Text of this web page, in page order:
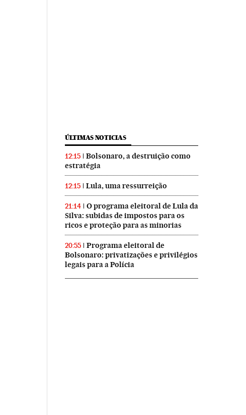
ÚLTIMAS NOTICIAS
12:15
Bolsonaro, a destruição como
estratégia
12:15 Lula, uma ressurreição
21:14
O programa eleitoral de Lula da
Silva: subidas de impostos para os
ricos e proteção para as minorias
20:55
Programa eleitoral de
Bolsonaro: privatizações e privilégios
legais para a Polícia